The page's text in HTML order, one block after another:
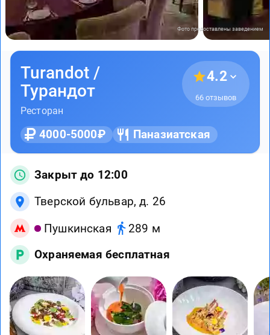
Фото предоставлены заведением
Turandot /
Турандот
Ресторан
4.2
66 отзывов
4000-5000₽ Паназиатская
Закрыт до 12:00
Тверской бульвар, д. 26
Пушкинская
289 м
Охраняемая бесплатная